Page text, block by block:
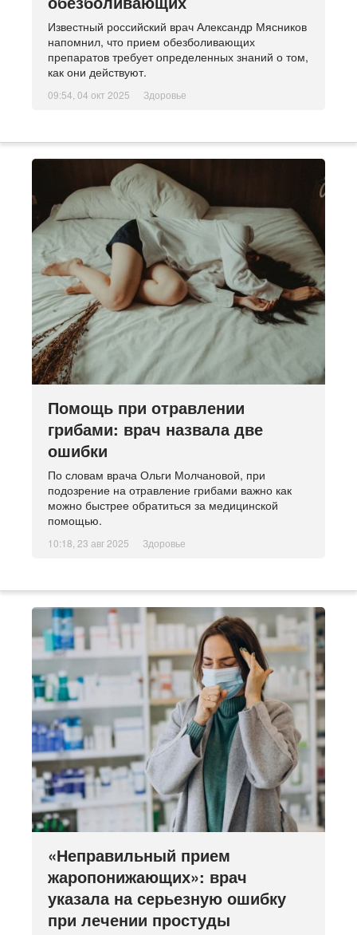
Известный российский врач Александр Мясников
напомнил, что прием обезболивающих
препаратов требует определенных знаний о том,
как они действуют.
09:54, 04 окт 2025 Здоровье
Помощь при отравлении
грибами: врач назвала две
ошибки
По словам врача Ольги Молчановой, при
подозрение на отравление грибами важно как
можно быстрее обратиться за медицинской
помощью.
10:18, 23 авг 2025 Здоровье
«Неправильный прием
жаропонижающих»: врач
указала на серьезную ошибку
при лечении простуды